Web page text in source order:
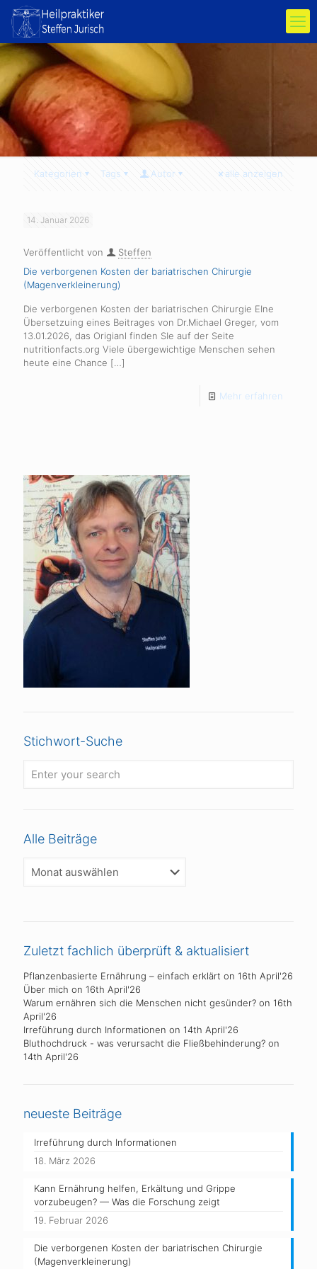
Kategorien Tags Autor alle anzeigen
14. Januar 2026
Veröffentlicht von
Steffen
Die verborgenen Kosten der bariatrischen Chirurgie
(Magenverkleinerung)
Die verborgenen Kosten der bariatrischen Chirurgie EIne
Übersetzuing eines Beitrages von Dr.Michael Greger, vom
13.01.2026, das Origianl finden SIe auf der Seite
nutritionfacts.org Viele übergewichtige Menschen sehen
heute eine Chance […]
Mehr erfahren
Stichwort-Suche
Alle Beiträge
Beiträge
Zuletzt fachlich überprüft & aktualisiert
Pflanzenbasierte Ernährung – einfach erklärt on 16th April'26
Über mich on 16th April'26
Warum ernähren sich die Menschen nicht gesünder? on 16th
April'26
Irreführung durch Informationen on 14th April'26
Bluthochdruck - was verursacht die Fließbehinderung? on
14th April'26
neueste Beiträge
Irreführung durch Informationen
18. März 2026
Kann Ernährung helfen, Erkältung und Grippe
vorzubeugen? — Was die Forschung zeigt
19. Februar 2026
Die verborgenen Kosten der bariatrischen Chirurgie
(Magenverkleinerung)